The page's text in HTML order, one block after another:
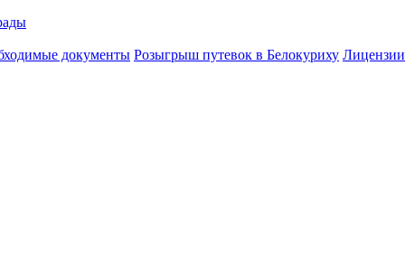
документы Розыгрыш путевок в Белокуриху